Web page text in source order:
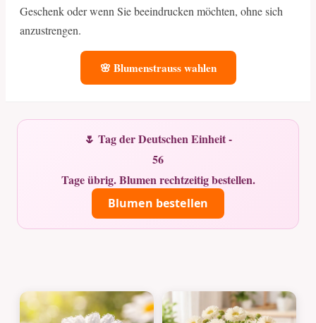
Geschenk oder wenn Sie beeindrucken möchten, ohne sich
anzustrengen.
🌸 Blumenstrauss wahlen
🌷 Tag der Deutschen Einheit -
56
Tage übrig. Blumen rechtzeitig bestellen.
Blumen bestellen